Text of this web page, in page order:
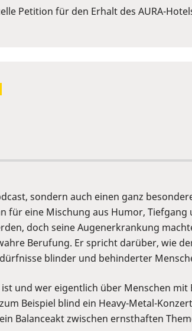
Petition für den Erhalt des AURA-
sondern auch einen ganz
eine Mischung aus Humor,
doch seine Augenerkrankung
Berufung. Er spricht darüber, wie
blinder und behinderter
und wer eigentlich über Menschen
Beispiel blind ein Heavy-Metal-
Balanceakt zwischen ernsthaften